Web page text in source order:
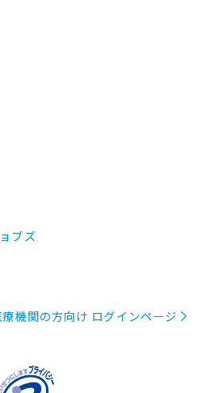
ブズ
療機関の方向け ログインページ